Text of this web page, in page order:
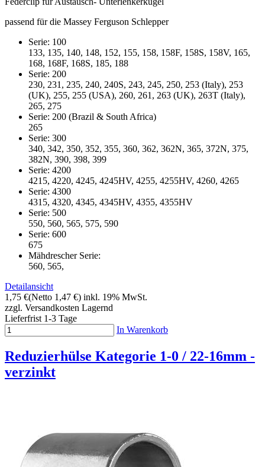
passend für die Massey Ferguson Schlepper
Serie: 100
133, 135, 140, 148, 152, 155, 158, 158F, 158S, 158V, 165,
168, 168F, 168S, 185, 188
Serie: 200
230, 231, 235, 240, 240S, 243, 245, 250, 253 (Italy), 253
(UK), 255, 255 (USA), 260, 261, 263 (UK), 263T (Italy),
265, 275
Serie: 200 (Brazil & South Africa)
265
Serie: 300
340, 342, 350, 352, 355, 360, 362, 362N, 365, 372N, 375,
382N, 390, 398, 399
Serie: 4200
4215, 4220, 4245, 4245HV, 4255, 4255HV, 4260, 4265
Serie: 4300
4315, 4320, 4345, 4345HV, 4355, 4355HV
Serie: 500
550, 560, 565, 575, 590
Serie: 600
675
Mähdrescher Serie:
560, 565,
Detailansicht
1,75 €(Netto 1,47 €) inkl. 19% MwSt.
zzgl. Versandkosten Lagernd
Lieferfrist 1-3 Tage
In Warenkorb
Reduzierhülse Kategorie 1-0 / 22-16mm -
verzinkt